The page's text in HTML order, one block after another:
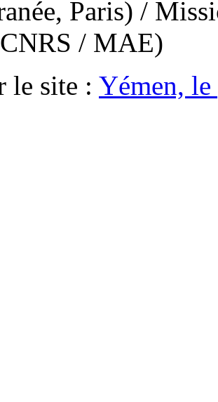
Paris) /
/ MAE)
le site : Yémen, le